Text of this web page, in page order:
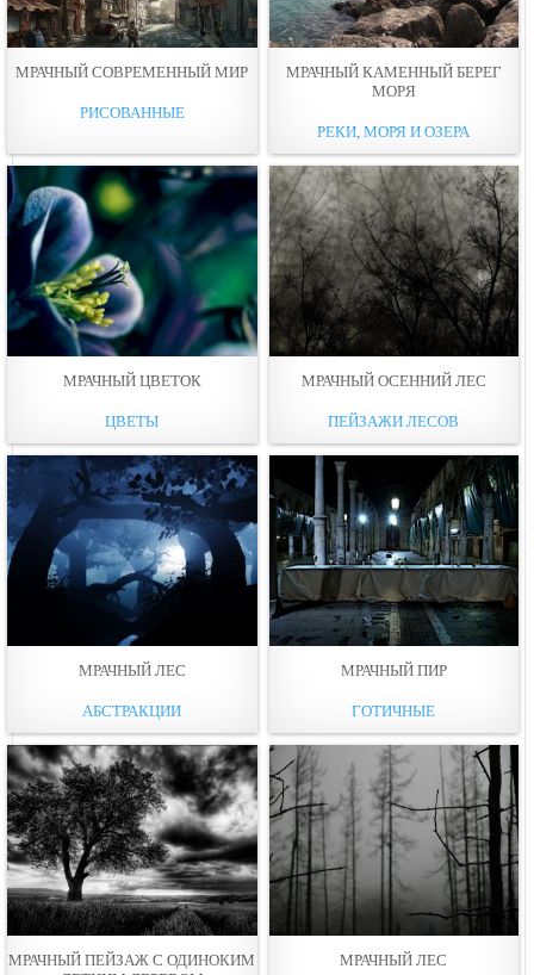
МРАЧНЫЙ СОВРЕМЕННЫЙ МИР
РИСОВАННЫЕ
МРАЧНЫЙ КAМЕННЫЙ БЕРЕГ
МОPЯ
РЕКИ, МОРЯ И ОЗЕРА
МРАЧНЫЙ ЦВЕТОК
ЦВЕТЫ
МРАЧНЫЙ ОСЕННИЙ ЛЕС
ПЕЙЗАЖИ ЛЕСОВ
МРАЧНЫЙ ЛЕС
АБСТРАКЦИИ
МРАЧНЫЙ ПИР
ГОТИЧНЫЕ
МРАЧНЫЙ ПЕЙЗАЖ С ОДИНОКИМ
МРАЧНЫЙ ЛЕС